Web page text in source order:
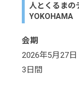
人とくるまの
YOKOHAMA
会期
2026年5月27日
3日間